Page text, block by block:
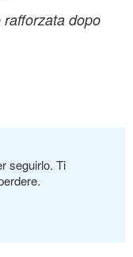
dopo
seguirlo. Ti